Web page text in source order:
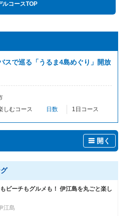
ルコースTOP
スで巡る「うるま4島めぐり」開放
しむコース 日数 1日コース
開く
もビーチもグルメも！ 伊江島を丸ごと楽し
江島